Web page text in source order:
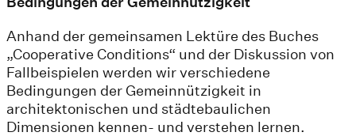
Anhand der gemeinsamen Lektüre des Buches
„Cooperative Conditions“ und der Diskussion von
Fallbeispielen werden wir verschiedene
Bedingungen der Gemeinnützigkeit in
architektonischen und städtebaulichen
Dimensionen kennen- und verstehen lernen.